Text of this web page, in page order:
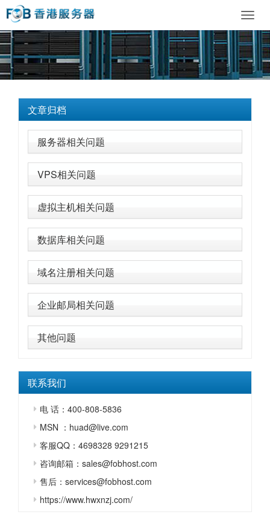
文章归档
服务器相关问题
VPS相关问题
虚拟主机相关问题
数据库相关问题
域名注册相关问题
企业邮局相关问题
其他问题
联系我们
电 话：400-808-5836
MSN ：huad@live.com
客服QQ：4698328 9291215
咨询邮箱：sales@fobhost.com
售后：services@fobhost.com
https://www.hwxnzj.com/